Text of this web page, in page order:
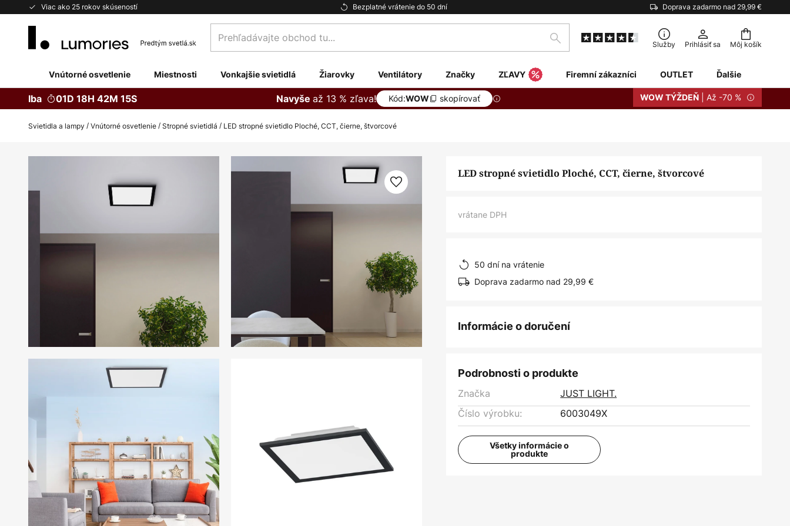
Viac ako 25 rokov skúseností Bezplatné vrátenie do 50 dní Doprava zadarmo nad 29,99 €
Skip
Môj košík
Prehľadávajte
obchod
Hľadať Služby Prihlásiť sa
Vnútorné osvetlenie Miestnosti Vonkajšie svietidlá Žiarovky Ventilátory Značky ZĽAVY Firemní zákazníci OUTLET Ďalšie
Iba 01D 18H 42M 14S Navyše až 13 % zľava! Kód:WOW skopírovať WOW TÝŽDEŇ | Až -70 %
Svietidla a lampy Vnútorné osvetlenie Stropné svietidlá LED stropné svietidlo Ploché, CCT, čierne, štvorcové
koniec
LED stropné svietidlo Ploché, CCT, čierne, štvorcové
vrátane DPH
50 dní na vrátenie
Doprava zadarmo nad 29,99 €
Informácie o doručení
Podrobnosti o produkte
Značka
JUST LIGHT.
Číslo výrobku:
6003049X
Všetky informácie o
produkte